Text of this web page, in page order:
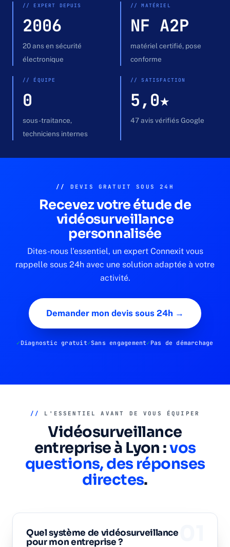
Devis gratuit →
// EXPERT DEPUIS
2006
20 ans en sécurité
électronique
// MATÉRIEL
NF A2P
matériel certifié, pose
conforme
// ÉQUIPE
0
sous-traitance,
techniciens internes
// SATISFACTION
5,0★
47 avis vérifiés Google
// DEVIS GRATUIT SOUS 24H
Recevez votre étude de
vidéosurveillance
personnalisée
Dites-nous l'essentiel, un expert Connexit vous
rappelle sous 24h avec une solution adaptée à votre
activité.
Demander mon devis sous 24h →
Diagnostic gratuit Sans engagement Pas de démarchage
// L'ESSENTIEL AVANT DE VOUS ÉQUIPER
Vidéosurveillance
entreprise à Lyon :vos
questions, des réponses
directes.
Quel système de vidéosurveillance
pour mon entreprise ?